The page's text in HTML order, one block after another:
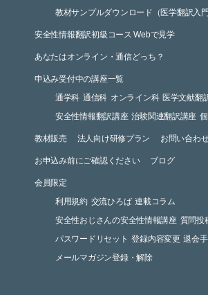
教材サンプルダウンロード（医学翻訳入門
安全性情報翻訳初級コース Webで見学
あなたはオンライン・通信どっち？
申込み受付中の講座一覧
通学科 通信科 オンライン科 医学文献翻
安全性情報翻訳講座 治験関連翻訳講座
教材販売 法人向け研修プラン お問い合わ
お申込み前にご確認ください ブログ
会員限定
利用規約 交流ひろば 連載コラム
安全性おじさんの安全性情報講座 質問投
パスワードリセット 登録内容変更 退会
メールマガジン登録・解除